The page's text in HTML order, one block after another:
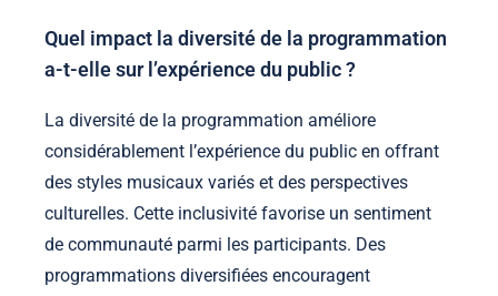
Quel impact la diversité de la programmation
a-t-elle sur l’expérience du public ?
La diversité de la programmation améliore
considérablement l’expérience du public en offrant
des styles musicaux variés et des perspectives
culturelles. Cette inclusivité favorise un sentiment
de communauté parmi les participants. Des
programmations diversifiées encouragent